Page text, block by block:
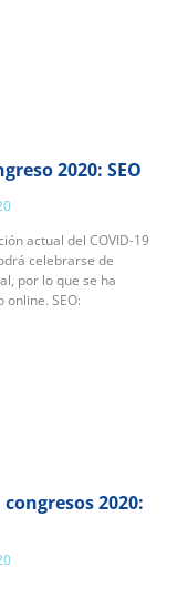
2020: SEO
actual del COVID-19
celebrarse de
por lo que se ha
SEO:
2020: